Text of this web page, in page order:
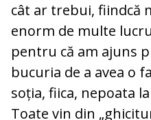
cât ar trebui, fiindcă
enorm de multe
pentru că am ajuns
bucuria de a avea o
soția, fiica, nepoata
Toate vin din